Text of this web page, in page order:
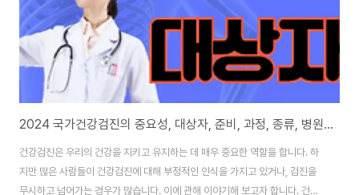
2024 국가건강검진의 중요성, 대상자, 준비, 과정, 종류, 병원찾기
건강검진은 우리의 건강을 지키고 유지하는 데 매우 중요한 역할을 합니다. 하
지만 많은 사람들이 건강검진에 대해 부정적인 인식을 가지고 있거나, 검진을
무시하고 넘어가는 경우가 많습니다. 이에 관해 이야기해 보고자 합니다. 건강